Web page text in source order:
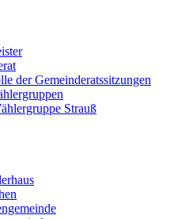
der Gemeinderatssitzungen
Strauß